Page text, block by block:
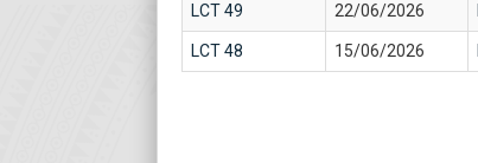
LCT 49 22/06/2026
LCT 48 15/06/2026